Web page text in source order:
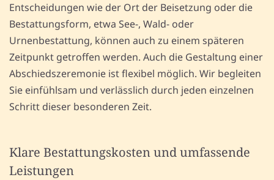
Entscheidungen wie der Ort der Beisetzung oder die
Bestattungsform, etwa See-, Wald- oder
Urnenbestattung, können auch zu einem späteren
Zeitpunkt getroffen werden. Auch die Gestaltung einer
Abschiedszeremonie ist flexibel möglich. Wir begleiten
Sie einfühlsam und verlässlich durch jeden einzelnen
Schritt dieser besonderen Zeit.
Klare Bestattungskosten und umfassende
Leistungen